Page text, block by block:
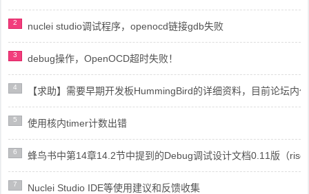
2 nuclei studio调试程序，openocd链接gdb失败
3 debug操作，OpenOCD超时失败！
4 【求助】需要早期开发板HummingBird的详细资料，目前论坛内
5 使用核内timer计数出错
6 蜂鸟书中第14章14.2节中提到的Debug调试设计文档0.11版（
7 Nuclei Studio IDE等使用建议和反馈收集